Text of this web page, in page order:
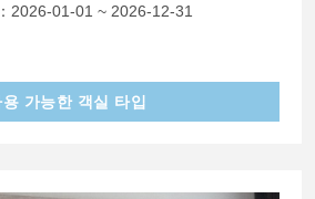
2026-01-01 ~ 2026-12-31
가능한 객실 타입